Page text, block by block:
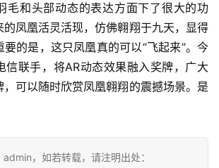
毛和头部动态的表达方面下了很大的功
的凤凰活灵活现，仿佛翱翔于九天，显得
的是，这只凤凰真的可以“飞起来”。今
信联手，将AR动态效果融入奖牌，广大
可以随时欣赏凤凰翱翔的震撼场景。是
，如若转载，请注明出处：